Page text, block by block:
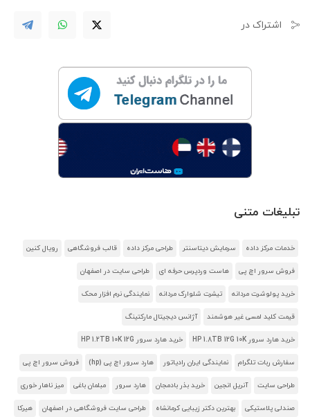
اشتراک در
تبلیغات متنی
خدمات مرکز داده سرمایش دیتاسنتر طراحی مرکز داده قالب فروشگاهی رویال کنین
فروش سرور اچ پی هاست وردپرس حرفه ای طراحی سایت در اصفهان
خرید پولوشرت مردانه تیشرت شلوارک مردانه نمایندگی نرم افزار محک
قیمت کلید لمسی غیر هوشمند آژانس دیجیتال مارکتینگ
خرید هارد سرور HP 1.8TB 12G 10K خرید هارد سرور HP 1.2TB 10K 12G
سفارش ربات تلگرام نمایندگی ایران رادیاتور هارد سرور اچ پی (hp) فروش سرور اچ پی
طراحی سایت آنریل انجین خرید بذر بادمجان هارد سرور مبلمان باغی میز ناهار خوری
صندلی پلاستیکی بهترین دکتر زیبایی کرمانشاه طراحی سایت فروشگاهی در اصفهان هیرکا